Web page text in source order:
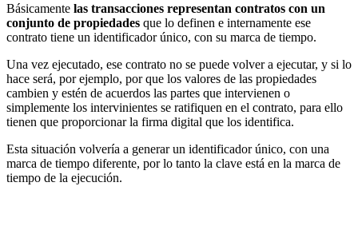
Básicamente las transacciones representan contratos con un
conjunto de propiedades que lo definen e internamente ese
contrato tiene un identificador único, con su marca de tiempo.
Una vez ejecutado, ese contrato no se puede volver a ejecutar, y si lo
hace será, por ejemplo, por que los valores de las propiedades
cambien y estén de acuerdos las partes que intervienen o
simplemente los intervinientes se ratifiquen en el contrato, para ello
tienen que proporcionar la firma digital que los identifica.
Esta situación volvería a generar un identificador único, con una
marca de tiempo diferente, por lo tanto la clave está en la marca de
tiempo de la ejecución.